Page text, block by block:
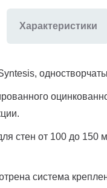
Характеристики
стен от 100 до
система